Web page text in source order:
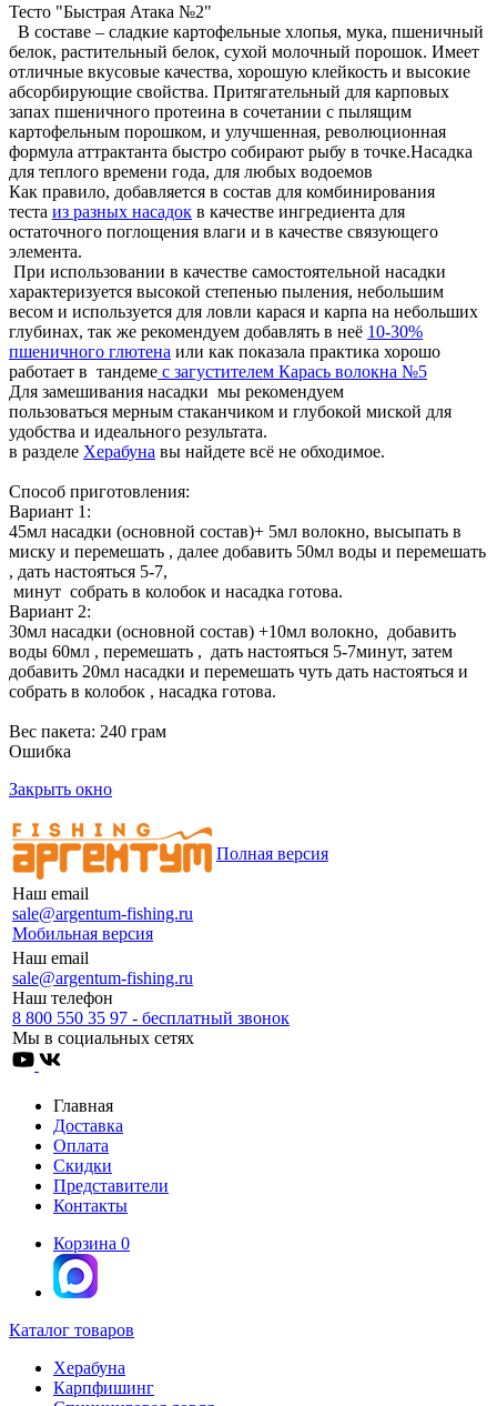
Тесто "Быстрая Атака №2"
В составе – сладкие картофельные хлопья, мука, пшеничный
белок, растительный белок, сухой молочный порошок. Имеет
отличные вкусовые качества, хорошую клейкость и высокие
абсорбирующие свойства. Притягательный для карповых
запах пшеничного протеина в сочетании с пылящим
картофельным порошком, и улучшенная, революционная
формула аттрактанта быстро собирают рыбу в точке.Насадка
для теплого времени года, для любых водоемов
Как правило, добавляется в состав для комбинирования
теста из разных насадок в качестве ингредиента для
остаточного поглощения влаги и в качестве связующего
элемента.
При использовании в качестве самостоятельной насадки
характеризуется высокой степенью пыления, небольшим
весом и используется для ловли карася и карпа на небольших
глубинах, так же рекомендуем добавлять в неё 10-30%
пшеничного глютена или как показала практика хорошо
работает в тандеме с загустителем Карась волокна №5
Для замешивания насадки мы рекомендуем
пользоваться мерным стаканчиком и глубокой миской для
удобства и идеального результата.
в разделе Херабуна вы найдете всё не обходимое.
Способ приготовления:
Вариант 1:
45мл насадки (основной состав)+ 5мл волокно, высыпать в
миску и перемешать , далее добавить 50мл воды и перемешать
, дать настояться 5-7,
минут собрать в колобок и насадка готова.
Вариант 2:
30мл насадки (основной состав) +10мл волокно, добавить
воды 60мл , перемешать , дать настояться 5-7минут, затем
добавить 20мл насадки и перемешать чуть дать настояться и
собрать в колобок , насадка готова.
Вес пакета: 240 грам
Ошибка
Закрыть окно
Наш email
sale@argentum-fishing.ru
Мобильная версия
Полная версия
Наш email
sale@argentum-fishing.ru
Наш телефон
8 800 550 35 97 - бесплатный звонок
Мы в социальных сетях
Главная
Доставка
Оплата
Скидки
Представители
Контакты
Корзина 0
Каталог товаров
Херабуна
Карпфишинг